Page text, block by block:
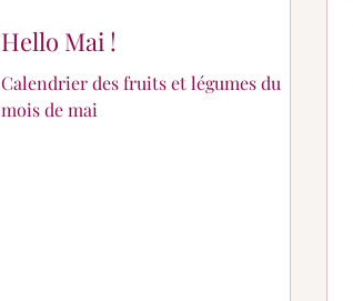
Hello Mai !
Calendrier des fruits et légumes du
mois de mai